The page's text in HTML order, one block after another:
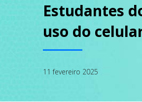
Estudantes
uso do
11 fevereiro 2025